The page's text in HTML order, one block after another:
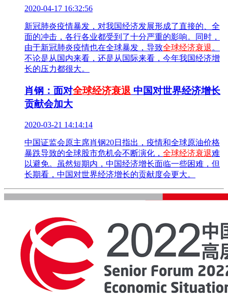
2020-04-17 16:32:56
新冠肺炎疫情暴发，对我国经济发展形成了直接的、全
面的冲击，各行各业都受到了十分严重的影响。同时，
由于新冠肺炎疫情也在全球暴发，导致全球经济衰退。
不论是从国内来看，还是从国际来看，今年我国经济增
长的压力都很大。
肖钢：面对全球经济衰退 中国对世界经济增长
贡献会加大
2020-03-21 14:14:14
中国证监会原主席肖钢20日指出，疫情和全球原油价格
暴跌导致的全球股市危机会不断演化， 全球经济衰退难
以避免。虽然短期内，中国经济增长面临一些困难，但
长期看，中国对世界经济增长的贡献度会更大。